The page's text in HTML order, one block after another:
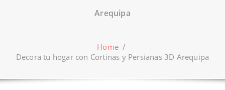
Arequipa
Home /
Decora tu hogar con Cortinas y Persianas 3D Arequipa